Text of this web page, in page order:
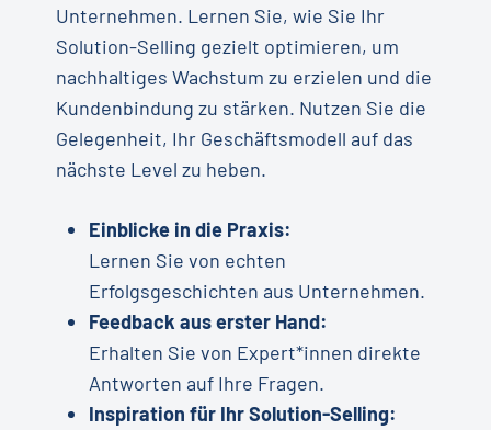
Unternehmen. Lernen Sie, wie Sie Ihr
Solution-Selling gezielt optimieren, um
nachhaltiges Wachstum zu erzielen und die
Kundenbindung zu stärken. Nutzen Sie die
Gelegenheit, Ihr Geschäftsmodell auf das
nächste Level zu heben.
Einblicke in die Praxis:
Lernen Sie von echten
Erfolgsgeschichten aus Unternehmen.
Feedback aus erster Hand:
Erhalten Sie von Expert*innen direkte
Antworten auf Ihre Fragen.
Inspiration für Ihr Solution-Selling: